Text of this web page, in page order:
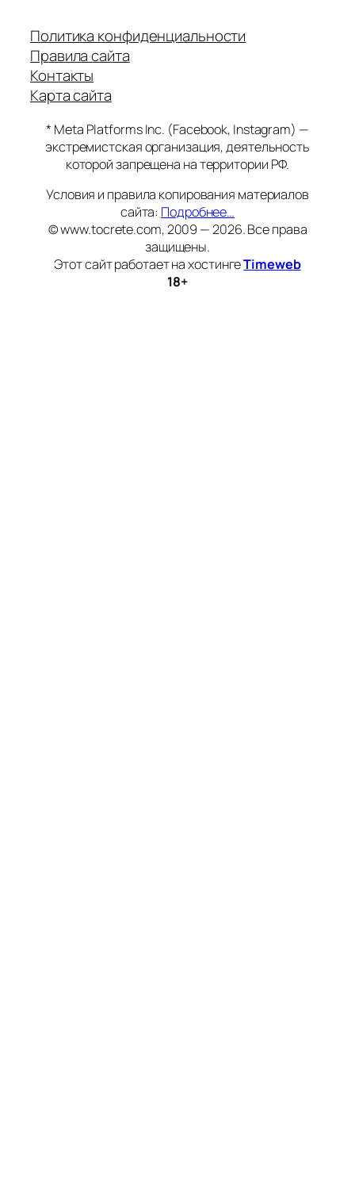
Политика конфиденциальности
Правила сайта
Контакты
Карта сайта
* Meta Platforms Inc. (Facebook, Instagram) —
экстремистская организация, деятельность
которой запрещена на территории РФ.
Условия и правила копирования материалов
сайта: Подробнее…
© www.tocrete.com, 2009 — 2026. Все права
защищены.
Этот сайт работает на хостингеTimeweb
18+